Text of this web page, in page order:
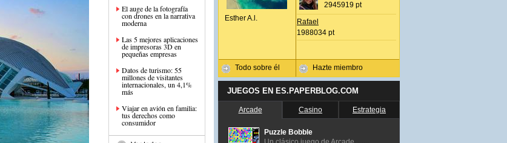
El auge de la fotografía
con drones en la narrativa
moderna
Las 5 mejores aplicaciones
de impresoras 3D en
pequeñas empresas
Datos de turismo: 55
millones de visitantes
internacionales, un 4,1%
más
Viajar en avión en familia:
tus derechos como
consumidor
Esther A.l.
Todo sobre él
2945919 pt
Rafael
1988034 pt
Hazte miembro
JUEGOS EN ES.PAPERBLOG.COM
Arcade Casino Estrategia
Puzzle Bobble